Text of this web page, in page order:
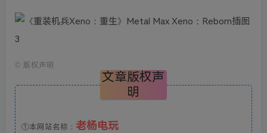
© 版权声明
文章版权声
明
①本网站名称： 老杨电玩